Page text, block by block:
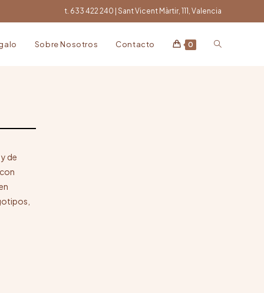
t. 633 422 240 | Sant Vicent Màrtir, 111, Valencia
Sobre Nosotros Contacto 0
de